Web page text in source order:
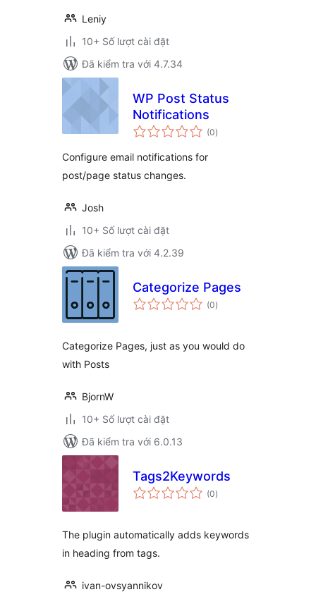
Leniy
10+ Số lượt cài đặt
Đã kiểm tra với 4.7.34
WP Post Status
Notifications
(0tổng
đánh
)
Configure email notifications for
post/page status changes.
Josh
10+ Số lượt cài đặt
Đã kiểm tra với 4.2.39
Categorize Pages
(0tổng
đánh
)
Categorize Pages, just as you would do
with Posts
BjornW
10+ Số lượt cài đặt
Đã kiểm tra với 6.0.13
Tags2Keywords
(0tổng
đánh
)
The plugin automatically adds keywords
in heading from tags.
ivan-ovsyannikov